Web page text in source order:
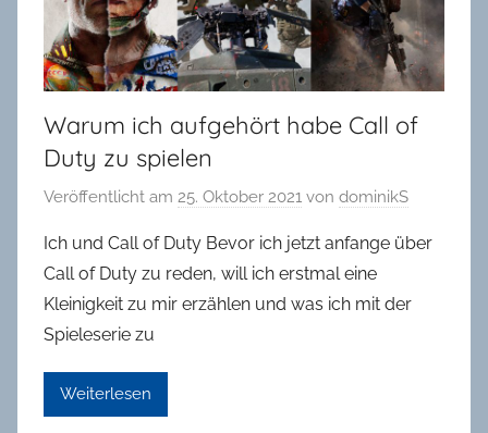
Warum ich aufgehört habe Call of
Duty zu spielen
Veröffentlicht am 25. Oktober 2021 von dominikS
Ich und Call of Duty Bevor ich jetzt anfange über
Call of Duty zu reden, will ich erstmal eine
Kleinigkeit zu mir erzählen und was ich mit der
Spieleserie zu
Weiterlesen